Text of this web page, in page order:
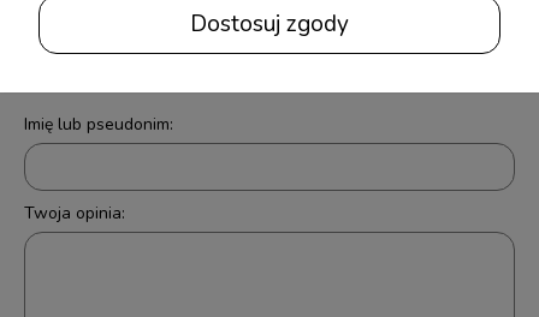
Opinie o produkcie (0)
Imię lub pseudonim:
Twoja opinia:
Dostosuj zgody